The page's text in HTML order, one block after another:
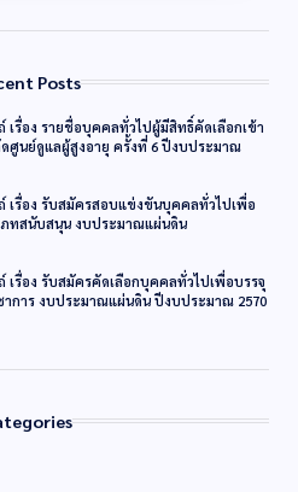
Posts
รื่อง รายชื่อบุคคลทั่วไปผู้มีสิทธิ์คัดเลือกเข้า
ศูนย์ดูแลผู้สูงอายุ ครั้งที่ 6 ปีงบประมาณ
เรื่อง รับสมัครสอบแข่งขันบุคคลทั่วไปเพื่อ
ภทสนับสนุน งบประมาณแผ่นดิน
รื่อง รับสมัครคัดเลือกบุคคลทั่วไปเพื่อบรรจุ
การ งบประมาณแผ่นดิน ปีงบประมาณ 2570